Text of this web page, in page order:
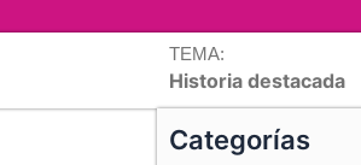
TEMA:
Historia destacada
Categorías